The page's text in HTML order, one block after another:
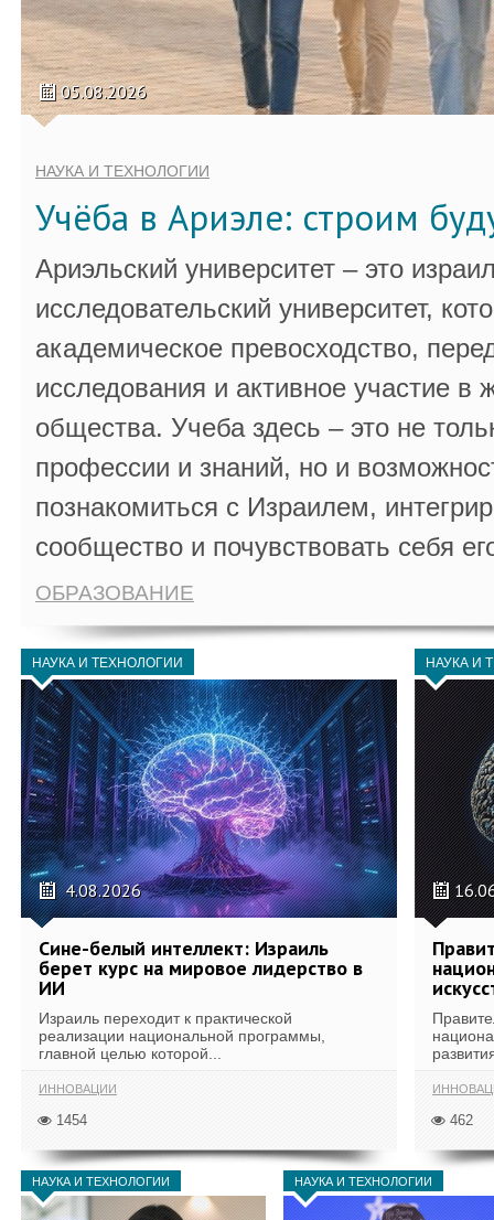
05.08.2026
НАУКА И ТЕХНОЛОГИИ
Учёба в Ариэле: строим
Ариэльский университет – это
исследовательский университет,
академическое превосходство,
исследования и активное участие в
общества. Учеба здесь – это не
профессии и знаний, но и
познакомиться с Израилем,
сообщество и почувствовать себя
ОБРАЗОВАНИЕ
НАУКА И ТЕХНОЛОГИИ
4.08.2026
Сине-белый интеллект: Израиль
берет курс на мировое лидерство в
ИИ
Израиль переходит к практической
реализации национальной программы,
главной целью которой...
ИННОВАЦИИ
1454
НАУКА И
462
НАУКА И ТЕХНОЛОГИИ НАУКА И ТЕХНОЛОГИИ